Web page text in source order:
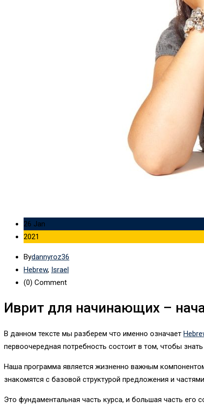
26 Jan
2021
Bydannyroz36
Hebrew, Israel
(0) Comment
Иврит для начинающих –
В данном тексте мы разберем что именно означает
первоочередная потребность состоит в том, чтобы
Наша программа является жизненно важным
знакомятся с базовой структурой предложения и
Это фундаментальная часть курса, и большая часть